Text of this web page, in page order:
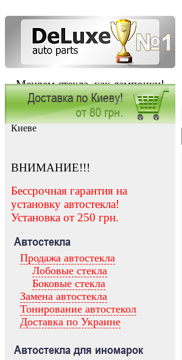
Меняем стекла, как лампочки!
Заказать установку автостекла в
Киеве
ВНИМАНИЕ!!!
Бессрочная гарантия на
установку автостекла!
Установка от 250 грн.
Автостекла
Продажа автостекла
Лобовые стекла
Боковые стекла
Замена автостекла
Тонирование автостекол
Доставка по Украине
Автостекла для иномарок